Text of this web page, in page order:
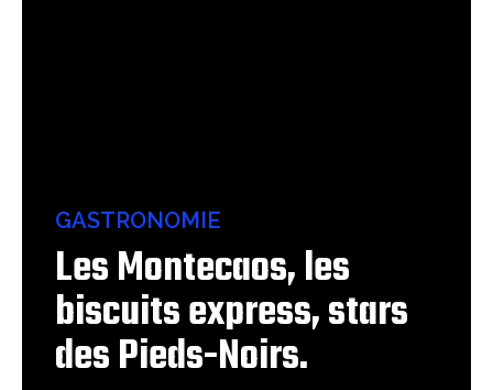
GASTRONOMIE
Les Montecaos, les
biscuits express, stars
des Pieds-Noirs.